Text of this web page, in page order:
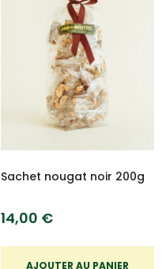
Sachet nougat noir 200g
14,00 €
AJOUTER AU PANIER